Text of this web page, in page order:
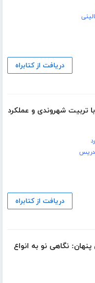
دریافت از کتابراه
تربیت شهروندی و عملکرد
دریافت از کتابراه
نگاهی نو به انواع